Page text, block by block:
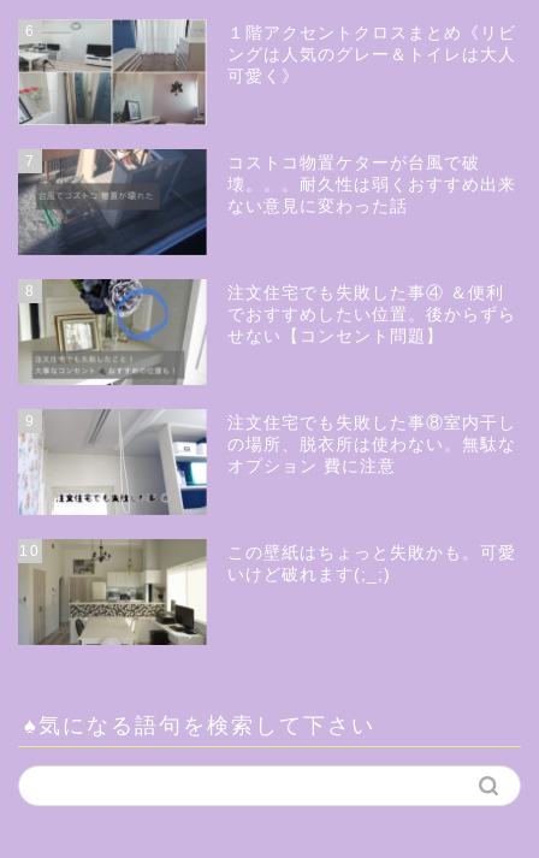
6
１階アクセントクロスまとめ《リビ
ングは人気のグレー＆トイレは大人
可愛く》
7
コストコ物置ケターが台風で破
壊。。。耐久性は弱くおすすめ出来
ない意見に変わった話
8
注文住宅でも失敗した事④ ＆便利
でおすすめしたい位置。後からずら
せない【コンセント問題】
9
注文住宅でも失敗した事⑧室内干し
の場所、脱衣所は使わない。無駄な
オプション 費に注意
10
この壁紙はちょっと失敗かも。可愛
いけど破れます(;_;)
♠気になる語句を検索して下さい